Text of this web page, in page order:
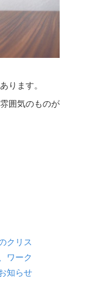
ります。
囲気のものが
クリス
ワーク
知らせ